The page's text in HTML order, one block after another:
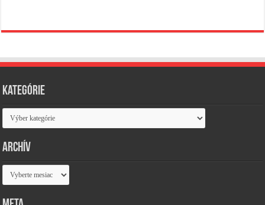
Kategórie
Kategórie
Archív
Archív